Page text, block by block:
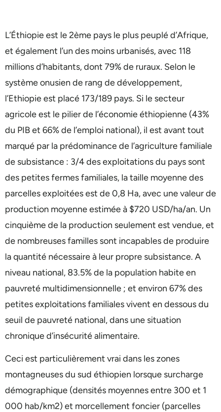
L’Éthiopie est le 2ème pays le plus peuplé d’Afrique,
et également l’un des moins urbanisés, avec 118
millions d’habitants, dont 79% de ruraux. Selon le
système onusien de rang de développement,
l’Ethiopie est placé 173/189 pays. Si le secteur
agricole est le pilier de l’économie éthiopienne (43%
du PIB et 66% de l’emploi national), il est avant tout
marqué par la prédominance de l’agriculture familiale
de subsistance : 3/4 des exploitations du pays sont
des petites fermes familiales, la taille moyenne des
parcelles exploitées est de 0,8 Ha, avec une valeur de
production moyenne estimée à $720 USD/ha/an. Un
cinquième de la production seulement est vendue, et
de nombreuses familles sont incapables de produire
la quantité nécessaire à leur propre subsistance. A
niveau national, 83.5% de la population habite en
pauvreté multidimensionnelle ; et environ 67% des
petites exploitations familiales vivent en dessous du
seuil de pauvreté national, dans une situation
chronique d’insécurité alimentaire.
Ceci est particulièrement vrai dans les zones
montagneuses du sud éthiopien lorsque surcharge
démographique (densités moyennes entre 300 et 1
000 hab/km2) et morcellement foncier (parcelles